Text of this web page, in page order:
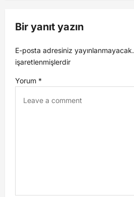
Bir yanıt yazın
E-posta adresiniz yayınlanmayacak.
işaretlenmişlerdir
Yorum *